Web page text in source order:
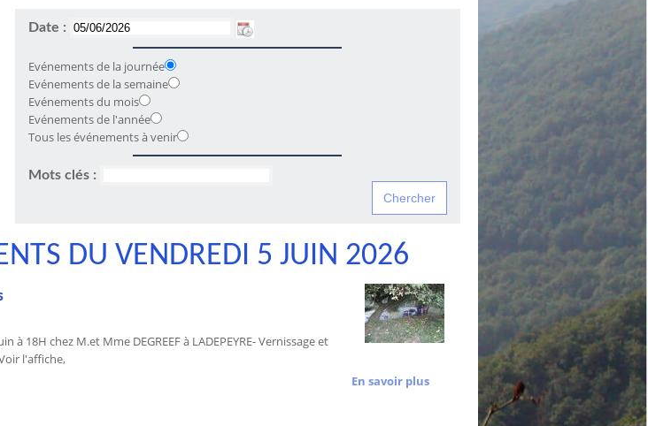
Date :
Evénements de la journée
Evénements de la semaine
Evénements du mois
Evénements de l'année
Tous les événements à venir
Mots clés :
DU VENDREDI 5 JUIN 2026
à 18H chez M.et Mme DEGREEF à LADEPEYRE- Vernissage et
l'affiche,
En savoir plus